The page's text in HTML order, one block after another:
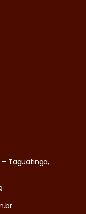
– Taguatinga,